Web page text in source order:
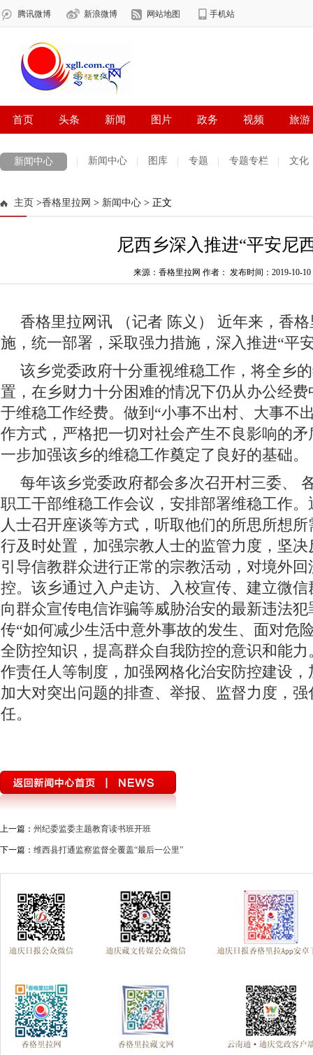
新闻中心 新闻中心 图库 专题 专题专栏 文化
法治迪庆
主页 >香格里拉网 > 新闻中心 > 正文
尼西乡深入推进“平安尼
来源：香格里拉网 作者： 发布时间：2019-10-10
香格里拉网讯 （记者 陈义） 近年来，香
施，统一部署，采取强力措施，深入推进“平
该乡党委政府十分重视维稳工作，将全乡
置，在乡财力十分困难的情况下仍从办公经
于维稳工作经费。做到“小事不出村、大事不
作方式，严格把一切对社会产生不良影响的
一步加强该乡的维稳工作奠定了良好的基础。
每年该乡党委政府都会多次召开村三委、
职工干部维稳工作会议，安排部署维稳工作
人士召开座谈等方式，听取他们的所思所想
行及时处置，加强宗教人士的监管力度，坚
引导信教群众进行正常的宗教活动，对境外
控。该乡通过入户走访、入校宣传、建立微
向群众宣传电信诈骗等威胁治安的最新违法
传“如何减少生活中意外事故的发生、面对危
全防控知识，提高群众自我防控的意识和能
作责任人等制度，加强网格化治安防控建设
加大对突出问题的排查、举报、监督力度，
任。
上一篇： 州纪委监委主题教育读书班开班
下一篇： 维西县打通监察监督全覆盖“最后一公里”